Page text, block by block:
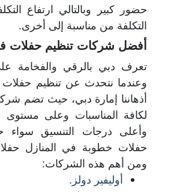
حضور كبير وبالتالي ارتفاع
التكلفة من مناسبة إلى أخرى.
أفضل شركات تنظيم حفلات
تعرف دبي بالرقي والفخامة
وعندما نتحدث عن تنظيم حفلات
أذهاننا إمارة دبي، حيث تضم
لكافة المناسبات وعلى مستوى
وأعلى درجات التنسيق سواء
حفلات خطوبة في المنازل
ومن أهم هذه الشركات:
أوليفير دولز.